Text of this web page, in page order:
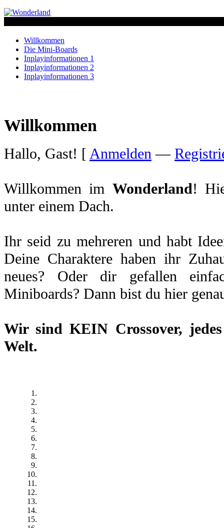
Willkommen
Die Mini-Boards
Inplayinformationen 1
Inplayinformationen 2
Inplayinformationen 3
Willkommen
Hallo, Gast! [ Anmelden —
Willkommen im Wonderland!
unter einem Dach.
Ihr seid zu mehreren und habt
Deine Charaktere haben ihr
neues? Oder dir gefallen
Miniboards? Dann bist du hier
Wir sindKEIN Crossover,
Welt.